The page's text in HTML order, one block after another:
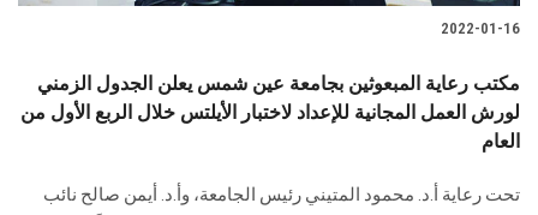
الموظفون
2022-01-16
مكتب رعاية المبعوثين بجامعة عين شمس يعلن الجدول الزمني
لورش العمل المجانية للإعداد لاختبار الأيلتس خلال الربع الأول من
العام
تحت رعاية أ.د. محمود المتيني رئيس الجامعة، وأ.د. أيمن صالح نائب